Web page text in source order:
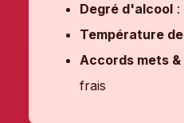
Degré d'alcool :
Température
Accords mets &
frais